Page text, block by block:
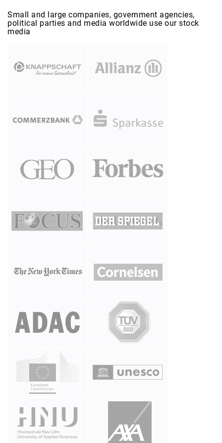
Small and large companies, government agencies,
political parties and media worldwide use our stock
media